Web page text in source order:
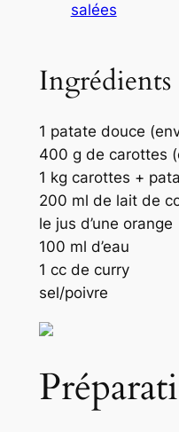
salées
Ingrédients
1 patate douce
400 g de carottes
1 kg carottes +
200 ml de lait de
le jus d’une orange
100 ml d’eau
1 cc de curry
sel/poivre